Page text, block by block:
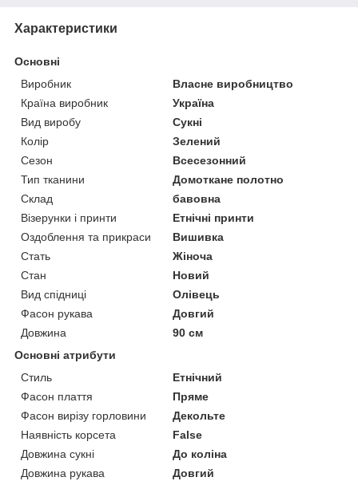
Характеристики
Основні
Виробник
Власне виробництво
Країна виробник
Україна
Вид виробу
Сукні
Колір
Зелений
Сезон
Всесезонний
Тип тканини
Домоткане полотно
Склад
бавовна
Візерунки і принти
Етнічні принти
Оздоблення та прикраси
Вишивка
Стать
Жіноча
Стан
Новий
Вид спідниці
Олівець
Фасон рукава
Довгий
Довжина
90 см
Основні атрибути
Стиль
Етнічний
Фасон плаття
Пряме
Фасон вирізу горловини
Декольте
Наявність корсета
False
Довжина сукні
До коліна
Довжина рукава
Довгий